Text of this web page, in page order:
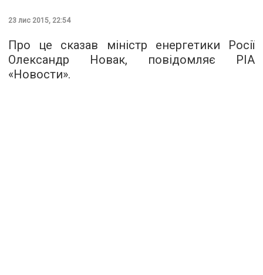
23 лис 2015, 22:54
Про це сказав міністр енергетики Росії
Олександр Новак, повідомляє РІА
«Новости».